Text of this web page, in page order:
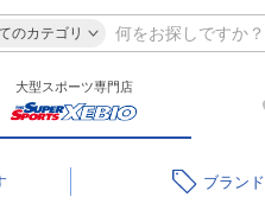
のカテゴリ
大型スポーツ専門店
ブランド